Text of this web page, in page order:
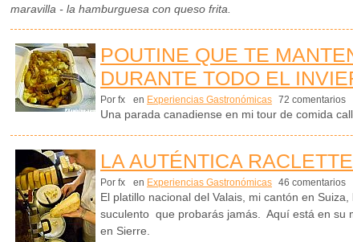
maravilla - la hamburguesa con queso frita.
POUTINE QUE TE
DURANTE TODO EL
Por fx en Experiencias Gastronómicas 72 comentarios
Una parada canadiense en mi tour de comida
LA AUTÉNTICA
Por fx en Experiencias Gastronómicas 46 comentarios
El platillo nacional del Valais, mi cantón en
suculento que probarás jamás. Aquí está en su
en Sierre.